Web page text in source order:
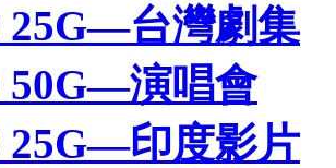
25G—台灣劇集
50G—演唱會
25G—印度影片